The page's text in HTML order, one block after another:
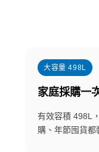
大容量 498L
家庭採購一
有效容積 498L
購、年節囤貨都